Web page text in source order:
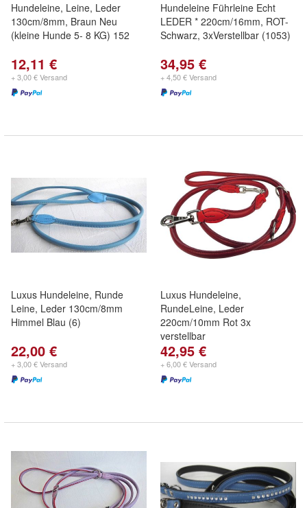
Hundeleine, Leine, Leder
130cm/8mm, Braun Neu
(kleine Hunde 5- 8 KG) 152
12,11 €
+ 3,00 € Versand
Hundeleine Führleine Echt
LEDER * 220cm/16mm, ROT-
Schwarz, 3xVerstellbar (1053)
34,95 €
+ 4,50 € Versand
Luxus Hundeleine, Runde
Leine, Leder 130cm/8mm
Himmel Blau (6)
22,00 €
+ 3,00 € Versand
Luxus Hundeleine,
RundeLeine, Leder
220cm/10mm Rot 3x
verstellbar
42,95 €
+ 6,00 € Versand